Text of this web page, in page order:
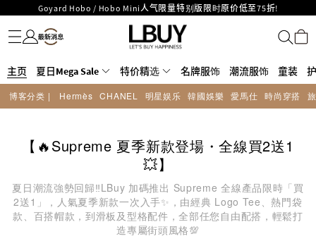
LBuy呈献 - Hermès 及 Chanel 手袋及首饰低至6折，立即入手!
LBuy Nintendo Switch / Nintendo Switch 2 正规商品零售店登陆MOKO 4楼
426号铺！
MOKO 1楼175号铺旗舰店特设名牌Hermès、CHANEL及LV专区！
购物满HKD500即享免运费！
LBuy MEGA SALE 精选名牌手袋及小皮具低至6折
名牌服饰
潮流服饰
童装
护肤美妆
香水香薰
个人护理
母婴护理
游戏及精品玩具
文仪用品
家居生活
电子产品
美食
医药保健
运动与户外用品
主页 夏日Mega Sale 特价精选 名牌服饰 潮流服饰 童装
博客分类 | Hermès CHANEL 明星娱乐 韓國娛樂 愛馬仕 時尚穿搭
【🔥Supreme 夏季新款登場・全線買2送1
💥】
夏日潮流強勢回歸‼️LBuy 加碼推出 Supreme 全線產品限時「買
2送1」，人氣夏季新款一次入手✨，由經典 Logo Tee、熱門袋
款、百搭帽款，到滑板及型格配件，全部任您自由配搭，輕鬆打
造專屬街頭風格💯